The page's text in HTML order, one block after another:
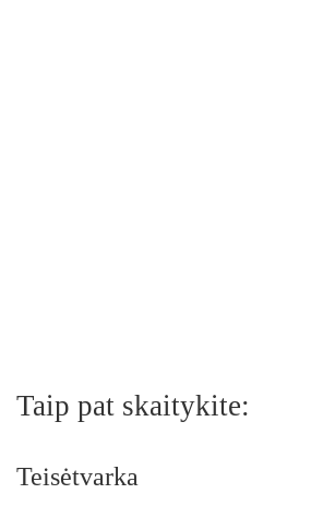
Taip pat skaitykite:
Teisėtvarka